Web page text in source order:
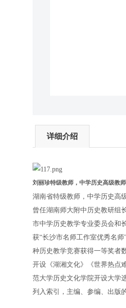
详细介绍
刘丽珍特级教师，中学历史高级教师
湖南省特级教师，中学历史高
曾任湖南师大附中历史教研组
市中学历史教学专业委员会和
获“长沙市名师工作室优秀名
种历史教学竞赛获得一等奖者
开设《湖湘文化》《世界热点
范大学历史文化学院开设大学
列入索引，主编、参编、出版